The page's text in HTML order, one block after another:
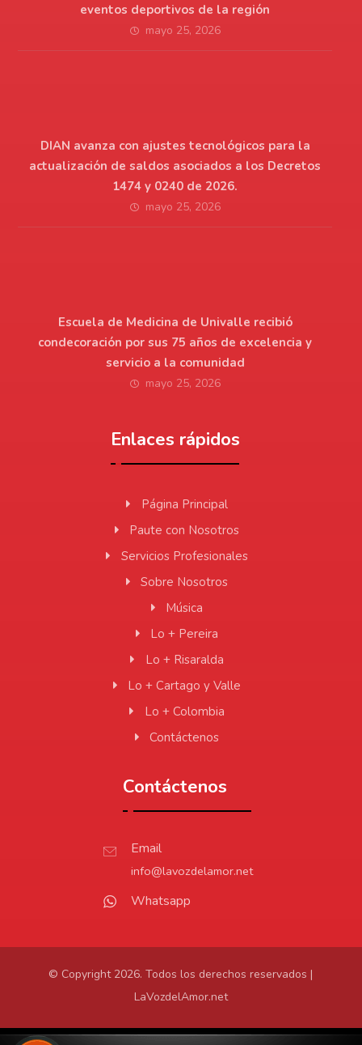
eventos deportivos de la región
mayo 25, 2026
DIAN avanza con ajustes tecnológicos para la
actualización de saldos asociados a los Decretos
1474 y 0240 de 2026.
mayo 25, 2026
Escuela de Medicina de Univalle recibió
condecoración por sus 75 años de excelencia y
servicio a la comunidad
mayo 25, 2026
Enlaces rápidos
Página Principal
Paute con Nosotros
Servicios Profesionales
Sobre Nosotros
Música
Lo + Pereira
Lo + Risaralda
Lo + Cartago y Valle
Lo + Colombia
Contáctenos
Contáctenos
Email
info@lavozdelamor.net
Whatsapp
© Copyright 2026. Todos los derechos reservados |
LaVozdelAmor.net
Protección de Datos